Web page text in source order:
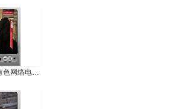
2026年3月24日中国有色网络电视新闻